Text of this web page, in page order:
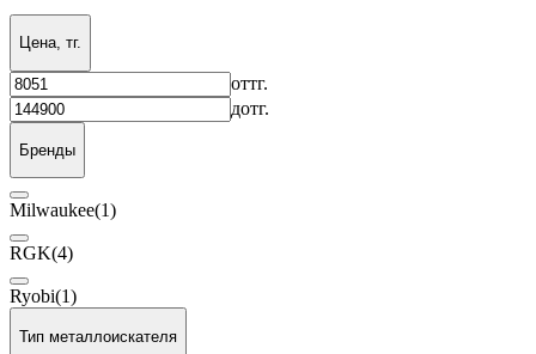
Цена, тг.
оттг.
дотг.
Бренды
Milwaukee(1)
RGK(4)
Ryobi(1)
Тип металлоискателя